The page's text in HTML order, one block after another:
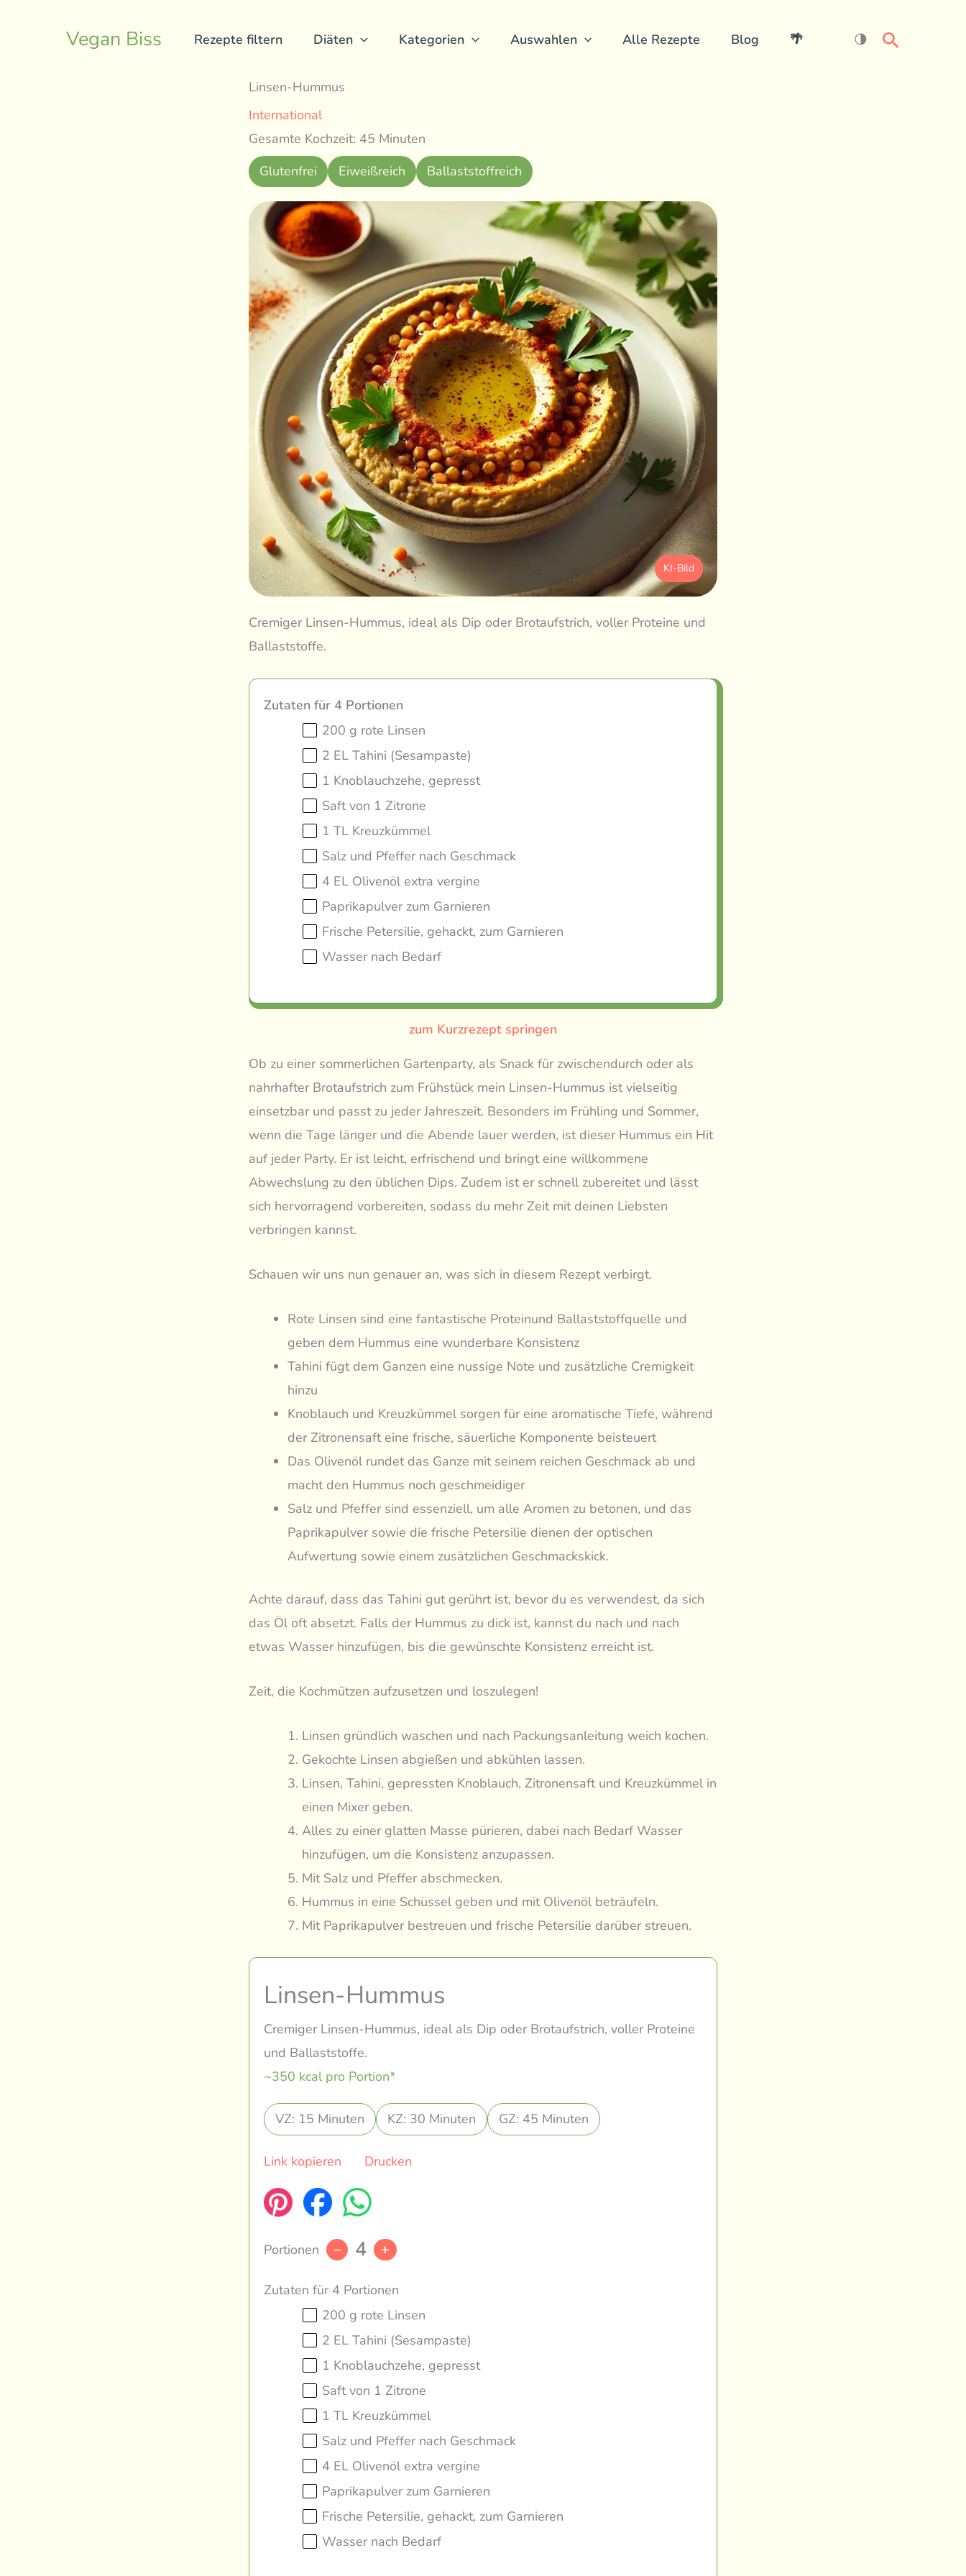
Vegan Biss Rezepte filtern Diäten Kategorien Auswahlen Alle Rezepte Blog 🌴 🌗 Search
Linsen-Hummus
International
Gesamte Kochzeit: 45 Minuten
Glutenfrei
Eiweißreich Ballaststoffreich
KI-Bild
Cremiger Linsen-Hummus, ideal als Dip oder Brotaufstrich, voller Proteine und
Ballaststoffe.
Zutaten für 4 Portionen
200 g rote Linsen
2 EL Tahini (Sesampaste)
1 Knoblauchzehe, gepresst
Saft von 1 Zitrone
1 TL Kreuzkümmel
Salz und Pfeffer nach Geschmack
4 EL Olivenöl extra vergine
Paprikapulver zum Garnieren
Frische Petersilie, gehackt, zum Garnieren
Wasser nach Bedarf
zum Kurzrezept springen
Ob zu einer sommerlichen Gartenparty, als Snack für zwischendurch oder als
nahrhafter Brotaufstrich zum Frühstück mein Linsen-Hummus ist vielseitig
einsetzbar und passt zu jeder Jahreszeit. Besonders im Frühling und Sommer,
wenn die Tage länger und die Abende lauer werden, ist dieser Hummus ein Hit
auf jeder Party. Er ist leicht, erfrischend und bringt eine willkommene
Abwechslung zu den üblichen Dips. Zudem ist er schnell zubereitet und lässt
sich hervorragend vorbereiten, sodass du mehr Zeit mit deinen Liebsten
verbringen kannst.
Schauen wir uns nun genauer an, was sich in diesem Rezept verbirgt.
Rote Linsen sind eine fantastische Proteinund Ballaststoffquelle und
geben dem Hummus eine wunderbare Konsistenz
Tahini fügt dem Ganzen eine nussige Note und zusätzliche Cremigkeit
hinzu
Knoblauch und Kreuzkümmel sorgen für eine aromatische Tiefe, während
der Zitronensaft eine frische, säuerliche Komponente beisteuert
Das Olivenöl rundet das Ganze mit seinem reichen Geschmack ab und
macht den Hummus noch geschmeidiger
Salz und Pfeffer sind essenziell, um alle Aromen zu betonen, und das
Paprikapulver sowie die frische Petersilie dienen der optischen
Aufwertung sowie einem zusätzlichen Geschmackskick.
Achte darauf, dass das Tahini gut gerührt ist, bevor du es verwendest, da sich
das Öl oft absetzt. Falls der Hummus zu dick ist, kannst du nach und nach
etwas Wasser hinzufügen, bis die gewünschte Konsistenz erreicht ist.
Zeit, die Kochmützen aufzusetzen und loszulegen!
Linsen gründlich waschen und nach Packungsanleitung weich kochen.
Gekochte Linsen abgießen und abkühlen lassen.
Linsen, Tahini, gepressten Knoblauch, Zitronensaft und Kreuzkümmel in
einen Mixer geben.
Alles zu einer glatten Masse pürieren, dabei nach Bedarf Wasser
hinzufügen, um die Konsistenz anzupassen.
Mit Salz und Pfeffer abschmecken.
Hummus in eine Schüssel geben und mit Olivenöl beträufeln.
Mit Paprikapulver bestreuen und frische Petersilie darüber streuen.
Linsen-Hummus
Cremiger Linsen-Hummus, ideal als Dip oder Brotaufstrich, voller Proteine
und Ballaststoffe.
~350 kcal pro Portion*
VZ: 15 Minuten KZ: 30 Minuten GZ: 45 Minuten
Link kopieren Drucken
Portionen – 4 +
Zutaten für 4 Portionen
200 g rote Linsen
2 EL Tahini (Sesampaste)
1 Knoblauchzehe, gepresst
Saft von 1 Zitrone
1 TL Kreuzkümmel
Salz und Pfeffer nach Geschmack
4 EL Olivenöl extra vergine
Paprikapulver zum Garnieren
Frische Petersilie, gehackt, zum Garnieren
Wasser nach Bedarf